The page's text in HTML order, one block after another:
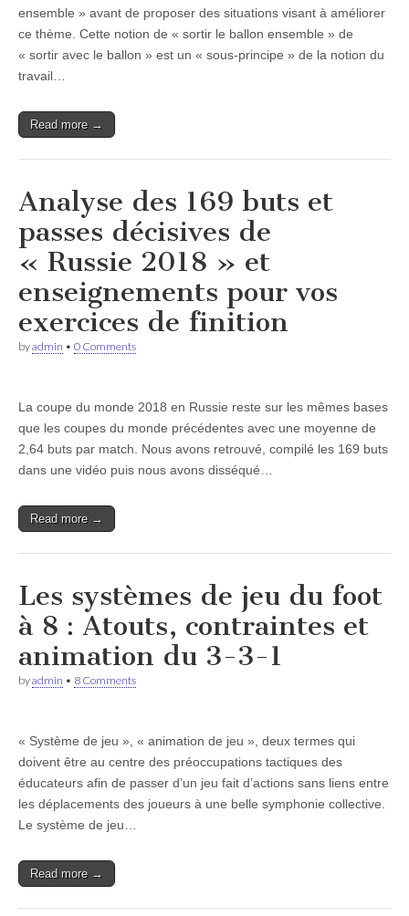
ensemble » avant de proposer des situations visant à améliorer
ce thème. Cette notion de « sortir le ballon ensemble » de
« sortir avec le ballon » est un « sous-principe » de la notion du
travail…
Read more →
Analyse des 169 buts et
passes décisives de
« Russie 2018 » et
enseignements pour vos
exercices de finition
byadmin • 0 Comments
La coupe du monde 2018 en Russie reste sur les mêmes bases
que les coupes du monde précédentes avec une moyenne de
2,64 buts par match. Nous avons retrouvé, compilé les 169 buts
dans une vidéo puis nous avons disséqué…
Read more →
Les systèmes de jeu du foot
à 8 : Atouts, contraintes et
animation du 3-3-1
byadmin • 8 Comments
« Système de jeu », « animation de jeu », deux termes qui
doivent être au centre des préoccupations tactiques des
éducateurs afin de passer d’un jeu fait d’actions sans liens entre
les déplacements des joueurs à une belle symphonie collective.
Le système de jeu…
Read more →